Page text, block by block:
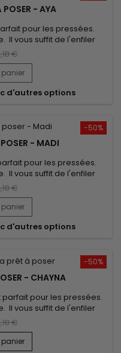
POSER - AYA
pour les pressées.
Il vous suffit de l'enfiler
booster votre style !
Vendu avec son bijou
€
d'autres options
-50%
- MADI
pour les pressées.
Il vous suffit de l'enfiler
booster votre style !
Vendu avec son bijou
€
d'autres options
-50%
- CHAYNA
pour les pressées.
Il vous suffit de l'enfiler
booster votre style !
Vendu avec son bijou
€